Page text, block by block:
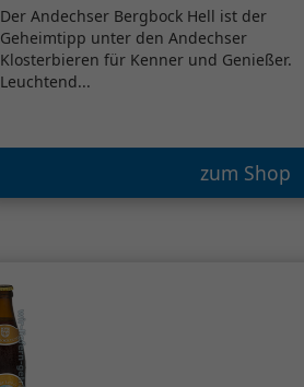
Der Andechser Bergbock Hell ist der
Geheimtipp unter den Andechser
Klosterbieren für Kenner und Genießer.
Leuchtend...
zum Shop